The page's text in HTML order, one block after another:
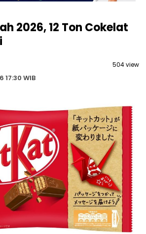
2026, 12 Ton Cokelat
17:30 WIB
504 view